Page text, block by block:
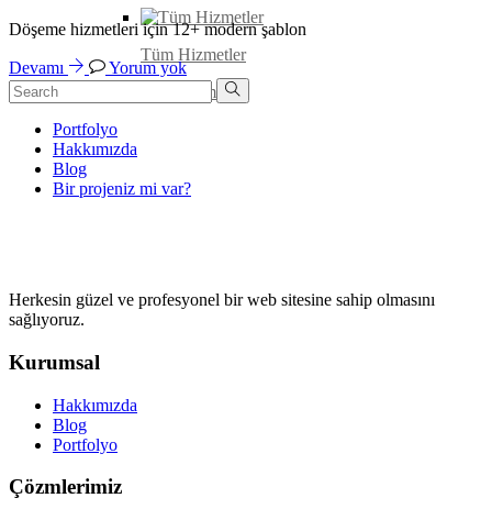
Tüm Hizmetler
Tüm Hizmetler
Portfolyo
Hakkımızda
Blog
Bir projeniz mi var?
Döşeme hizmetleri için 12+ modern şablon
Devamı Yorum yok
Herkesin güzel ve profesyonel bir web sitesine sahip olmasını
sağlıyoruz.
Kurumsal
Hakkımızda
Blog
Portfolyo
Çözmlerimiz